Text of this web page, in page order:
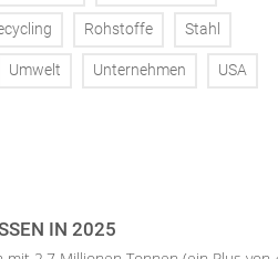
Rohstoffe Stahl
Umwelt Unternehmen USA
IN 2025